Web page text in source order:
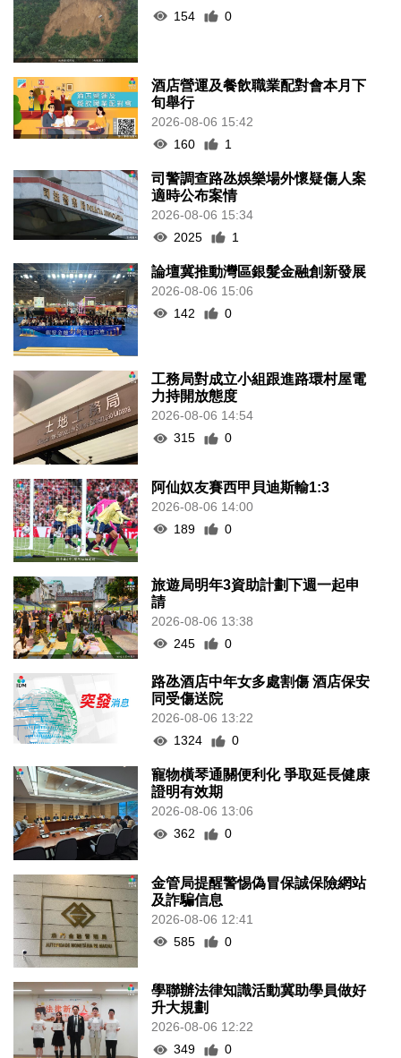
154
0
酒店營運及餐飲職業配對會本月下
旬舉行
2026-08-06 15:42
160
1
司警調查路氹娛樂場外懷疑傷人案
適時公布案情
2026-08-06 15:34
2025
1
論壇冀推動灣區銀髮金融創新發展
2026-08-06 15:06
142
0
工務局對成立小組跟進路環村屋電
力持開放態度
2026-08-06 14:54
315
0
阿仙奴友賽西甲貝迪斯輸1:3
2026-08-06 14:00
189
0
旅遊局明年3資助計劃下週一起申
請
2026-08-06 13:38
245
0
路氹酒店中年女多處割傷 酒店保安
同受傷送院
2026-08-06 13:22
1324
0
寵物橫琴通關便利化 爭取延長健康
證明有效期
2026-08-06 13:06
362
0
金管局提醒警惕偽冒保誠保險網站
及詐騙信息
2026-08-06 12:41
585
0
學聯辦法律知識活動冀助學員做好
升大規劃
2026-08-06 12:22
349
0